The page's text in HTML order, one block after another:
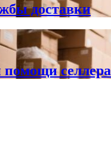
доставки
помощи